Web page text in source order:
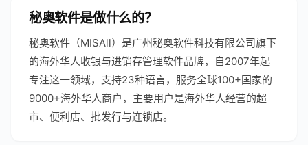
秘奥软件是做什么的？
秘奥软件（MISAll）是广州秘奥软件科技有限公司旗下
的海外华人收银与进销存管理软件品牌，自2007年起
专注这一领域，支持23种语言，服务全球100+国家的
9000+海外华人商户，主要用户是海外华人经营的超
市、便利店、批发行与连锁店。